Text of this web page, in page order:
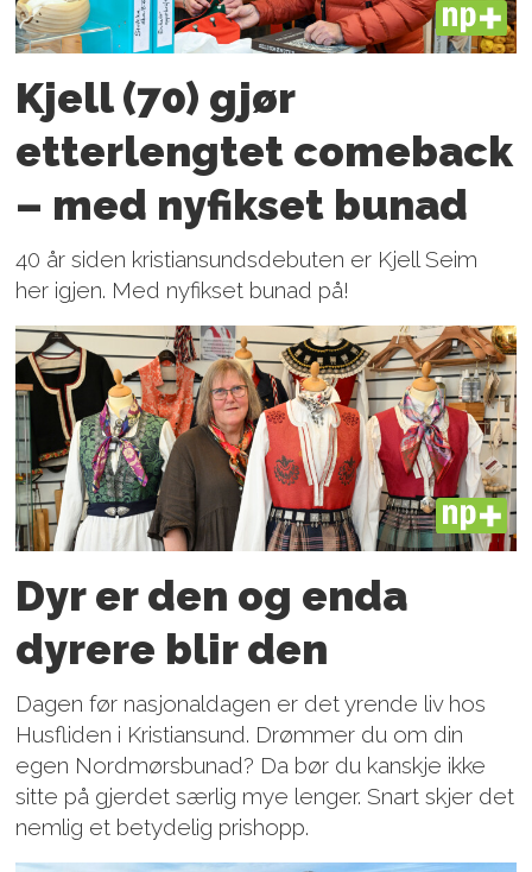
PLUS
Kjell (70) gjør
etterlengtet comeback
– med nyfikset bunad
40 år siden kristiansundsdebuten er Kjell Seim
her igjen. Med nyfikset bunad på!
PLUS
Dyr er den og enda
dyrere blir den
Dagen før nasjonaldagen er det yrende liv hos
Husfliden i Kristiansund. Drømmer du om din
egen Nordmørsbunad? Da bør du kanskje ikke
sitte på gjerdet særlig mye lenger. Snart skjer det
nemlig et betydelig prishopp.